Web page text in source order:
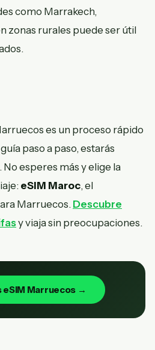
como Marrakech,
zonas rurales puede ser útil
es un proceso rápido
paso a paso, estarás
esperes más y elige la
eSIM Maroc, el
Marruecos. Descubre
y viaja sin preocupaciones.
eSIM Marruecos →